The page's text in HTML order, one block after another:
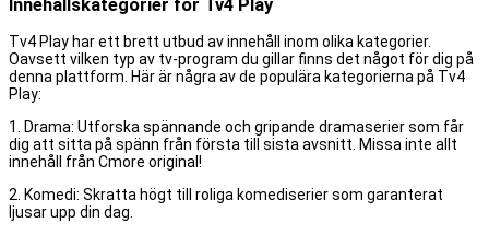
Innehållskategorier för Tv4 Play
Tv4 Play har ett brett utbud av innehåll inom olika kategorier.
Oavsett vilken typ av tv-program du gillar finns det något för dig på
denna plattform. Här är några av de populära kategorierna på Tv4
Play:
1. Drama: Utforska spännande och gripande dramaserier som får
dig att sitta på spänn från första till sista avsnitt. Missa inte allt
innehåll från Cmore original!
2. Komedi: Skratta högt till roliga komediserier som garanterat
ljusar upp din dag.